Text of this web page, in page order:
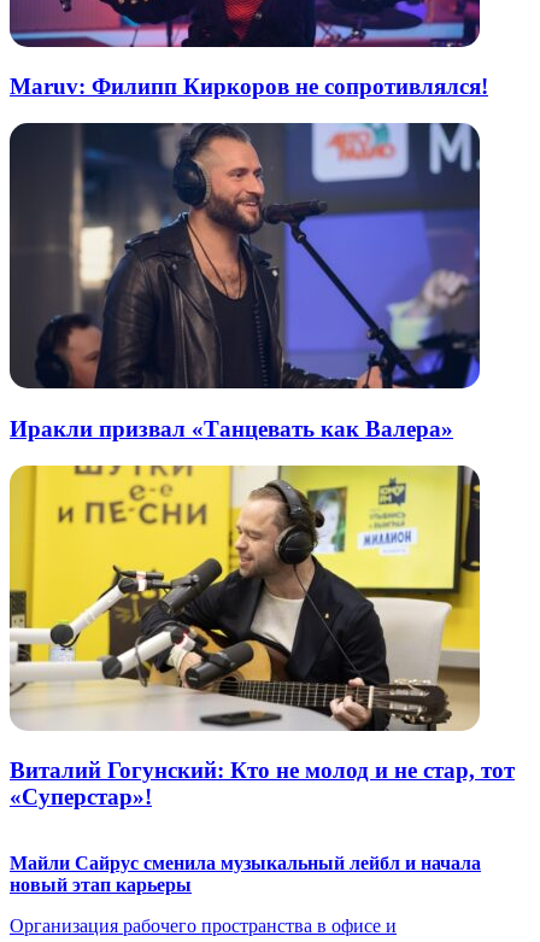
Maruv: Филипп Киркоров не сопротивлялся!
Иракли призвал «Танцевать как Валера»
Виталий Гогунский: Кто не молод и не стар, тот
«Суперстар»!
Майли Сайрус сменила музыкальный лейбл и начала
новый этап карьеры
Организация рабочего пространства в офисе и